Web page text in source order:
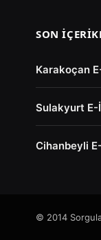
SON
Karakoçan
Sulakyurt E-
Cihanbeyli
© 2014